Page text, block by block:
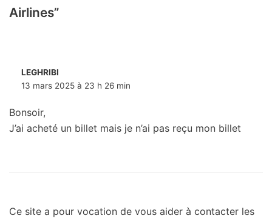
Airlines”
LEGHRIBI
13 mars 2025 à 23 h 26 min
Bonsoir,
J’ai acheté un billet mais je n’ai pas reçu mon billet
Ce site a pour vocation de vous aider à contacter les